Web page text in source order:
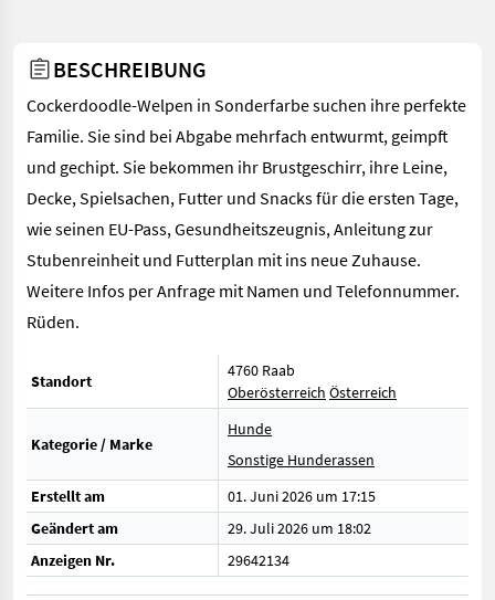
BESCHREIBUNG
Cockerdoodle-Welpen in Sonderfarbe suchen ihre perfekte
Familie. Sie sind bei Abgabe mehrfach entwurmt, geimpft
und gechipt. Sie bekommen ihr Brustgeschirr, ihre Leine,
Decke, Spielsachen, Futter und Snacks für die ersten Tage,
wie seinen EU-Pass, Gesundheitszeugnis, Anleitung zur
Stubenreinheit und Futterplan mit ins neue Zuhause.
Weitere Infos per Anfrage mit Namen und Telefonnummer.
Rüden.
Standort
4760 Raab
Oberösterreich Österreich
Kategorie / Marke
Hunde
Sonstige Hunderassen
Erstellt am
01. Juni 2026 um 17:15
Geändert am
29. Juli 2026 um 18:02
Anzeigen Nr.
29642134